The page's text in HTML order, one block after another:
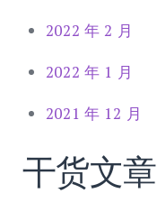
2022 年 2 月
2022 年 1 月
2021 年 12 月
干货文章